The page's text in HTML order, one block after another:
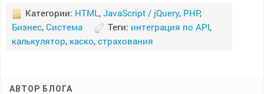
Категории: HTML, JavaScript / jQuery, PHP,
Бизнес, Система Теги: интеграция по API,
калькулятор, каско, страхования
АВТОР БЛОГА